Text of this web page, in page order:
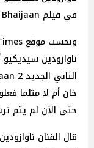
في فيلم Bajrangi Bhaijaan
ناوازودين
خان أم لا مثلما
حتى الآن لم يتم
قال الفنان